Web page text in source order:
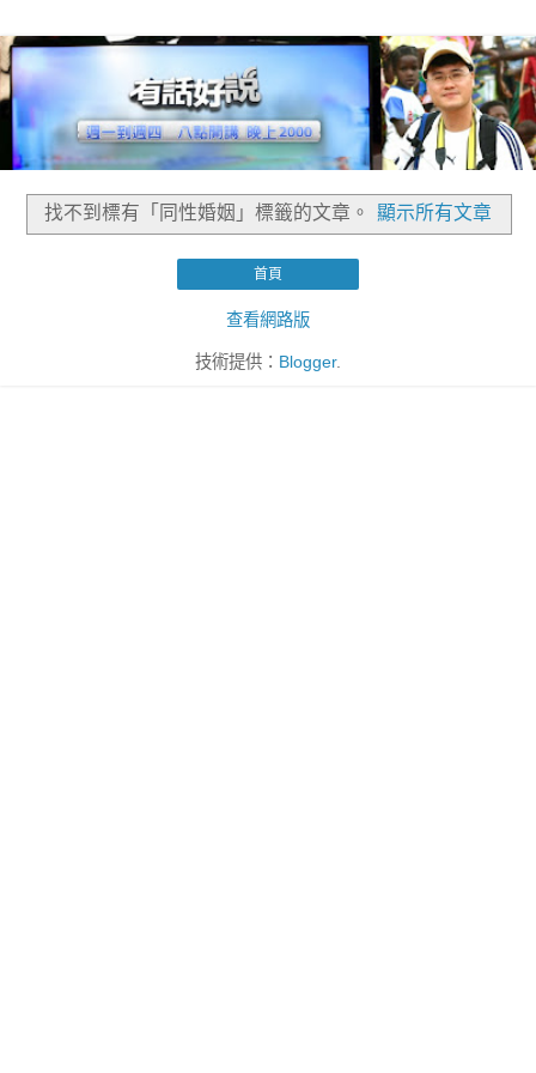
找不到標有「同性婚姻」 標籤的文章。 顯示所有文章
首頁
查看網路版
技術提供： Blogger.